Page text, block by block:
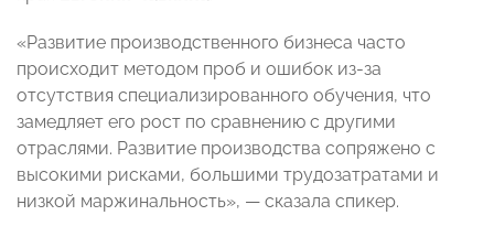
«Развитие производственного бизнеса часто
происходит методом проб и ошибок из-за
отсутствия специализированного обучения, что
замедляет его рост по сравнению с другими
отраслями. Развитие производства сопряжено с
высокими рисками, большими трудозатратами и
низкой маржинальность», — сказала спикер.